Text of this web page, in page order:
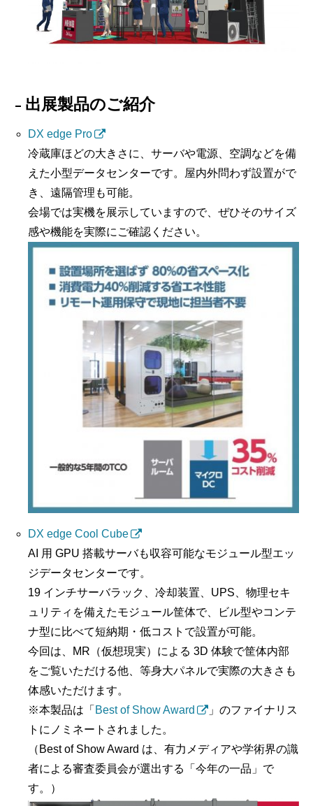
出展製品のご紹介
DX edge Pro
冷蔵庫ほどの大きさに、サーバや電源、空調などを備
えた小型データセンターです。屋内外問わず設置がで
き、遠隔管理も可能。
会場では実機を展示していますので、ぜひそのサイズ
感や機能を実際にご確認ください。
DX edge Cool Cube
AI 用 GPU 搭載サーバも収容可能なモジュール型エッ
ジデータセンターです。
19 インチサーバラック、冷却装置、UPS、物理セキ
ュリティを備えたモジュール筐体で、ビル型やコンテ
ナ型に比べて短納期・低コストで設置が可能。
今回は、MR（仮想現実）による 3D 体験で筐体内部
をご覧いただける他、等身大パネルで実際の大きさも
体感いただけます。
※本製品は「 Best of Show Award
」のファイナリス
トにノミネートされました。
（Best of Show Award は、有力メディアや学術界の識
者による審査委員会が選出する「今年の一品」で
す。）